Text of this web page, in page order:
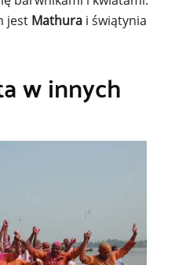
jest Mathura i świątynia
w innych